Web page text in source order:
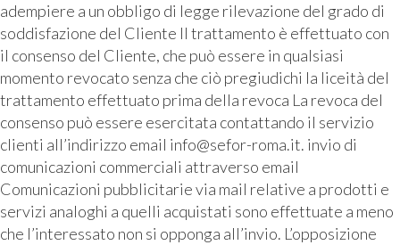
adempiere a un obbligo di legge rilevazione del grado di
soddisfazione del Cliente Il trattamento è effettuato con
il consenso del Cliente, che può essere in qualsiasi
momento revocato senza che ciò pregiudichi la liceità del
trattamento effettuato prima della revoca La revoca del
consenso può essere esercitata contattando il servizio
clienti all’indirizzo email info@sefor-roma.it. invio di
comunicazioni commerciali attraverso email
Comunicazioni pubblicitarie via mail relative a prodotti e
servizi analoghi a quelli acquistati sono effettuate a meno
che l’interessato non si opponga all’invio. L’opposizione